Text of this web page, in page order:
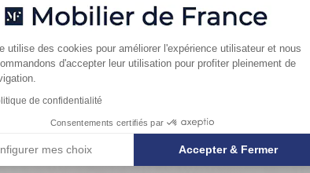
de Gestion du
utilise des cookies pour améliorer l'expérience utilisateur et nous
d'accepter leur utilisation pour profiter pleinement de
de confidentialité
Consentements certifiés par
mes choix Accepter & Fermer
Axeptio consent